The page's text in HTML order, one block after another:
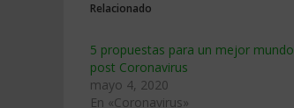
Relacionado
5 propuestas para un mejor mundo
post Coronavirus
mayo 4, 2020
En «Coronavirus»